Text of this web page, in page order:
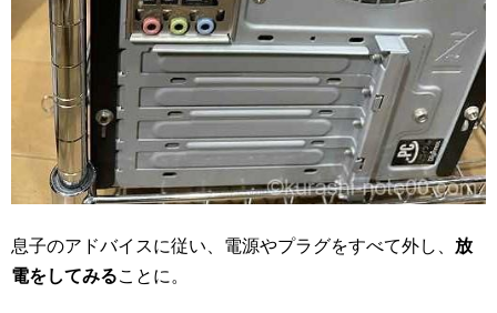
息子のアドバイスに従い、電源やプラグをすべて外し、 放
電をしてみることに。